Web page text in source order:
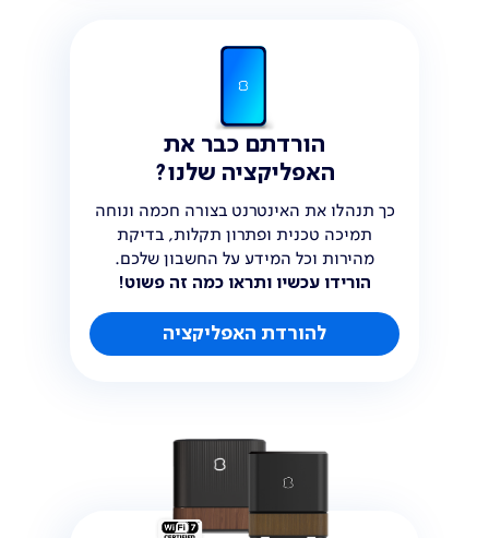
הורדתם כבר את
האפליקציה שלנו?
כך תנהלו את האינטרנט בצורה חכמה ונוחה
תמיכה טכנית ופתרון תקלות, בדיקת
מהירות וכל המידע על החשבון שלכם.
הורידו עכשיו ותראו כמה זה פשוט!
להורדת האפליקציה